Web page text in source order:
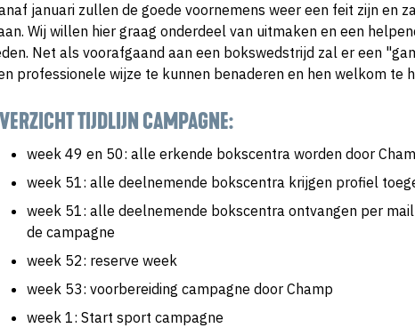
januari zullen de goede voornemens weer een feit zijn en
Wij willen hier graag onderdeel van uitmaken en een
Net als voorafgaand aan een bokswedstrijd zal er een
professionele wijze te kunnen benaderen en hen welkom te
TIJDLIJN CAMPAGNE:
week 49 en 50: alle erkende bokscentra worden door
week 51: alle deelnemende bokscentra krijgen profiel
week 51: alle deelnemende bokscentra ontvangen per
de campagne
week 52: reserve week
week 53: voorbereiding campagne door Champ
week 1: Start sport campagne